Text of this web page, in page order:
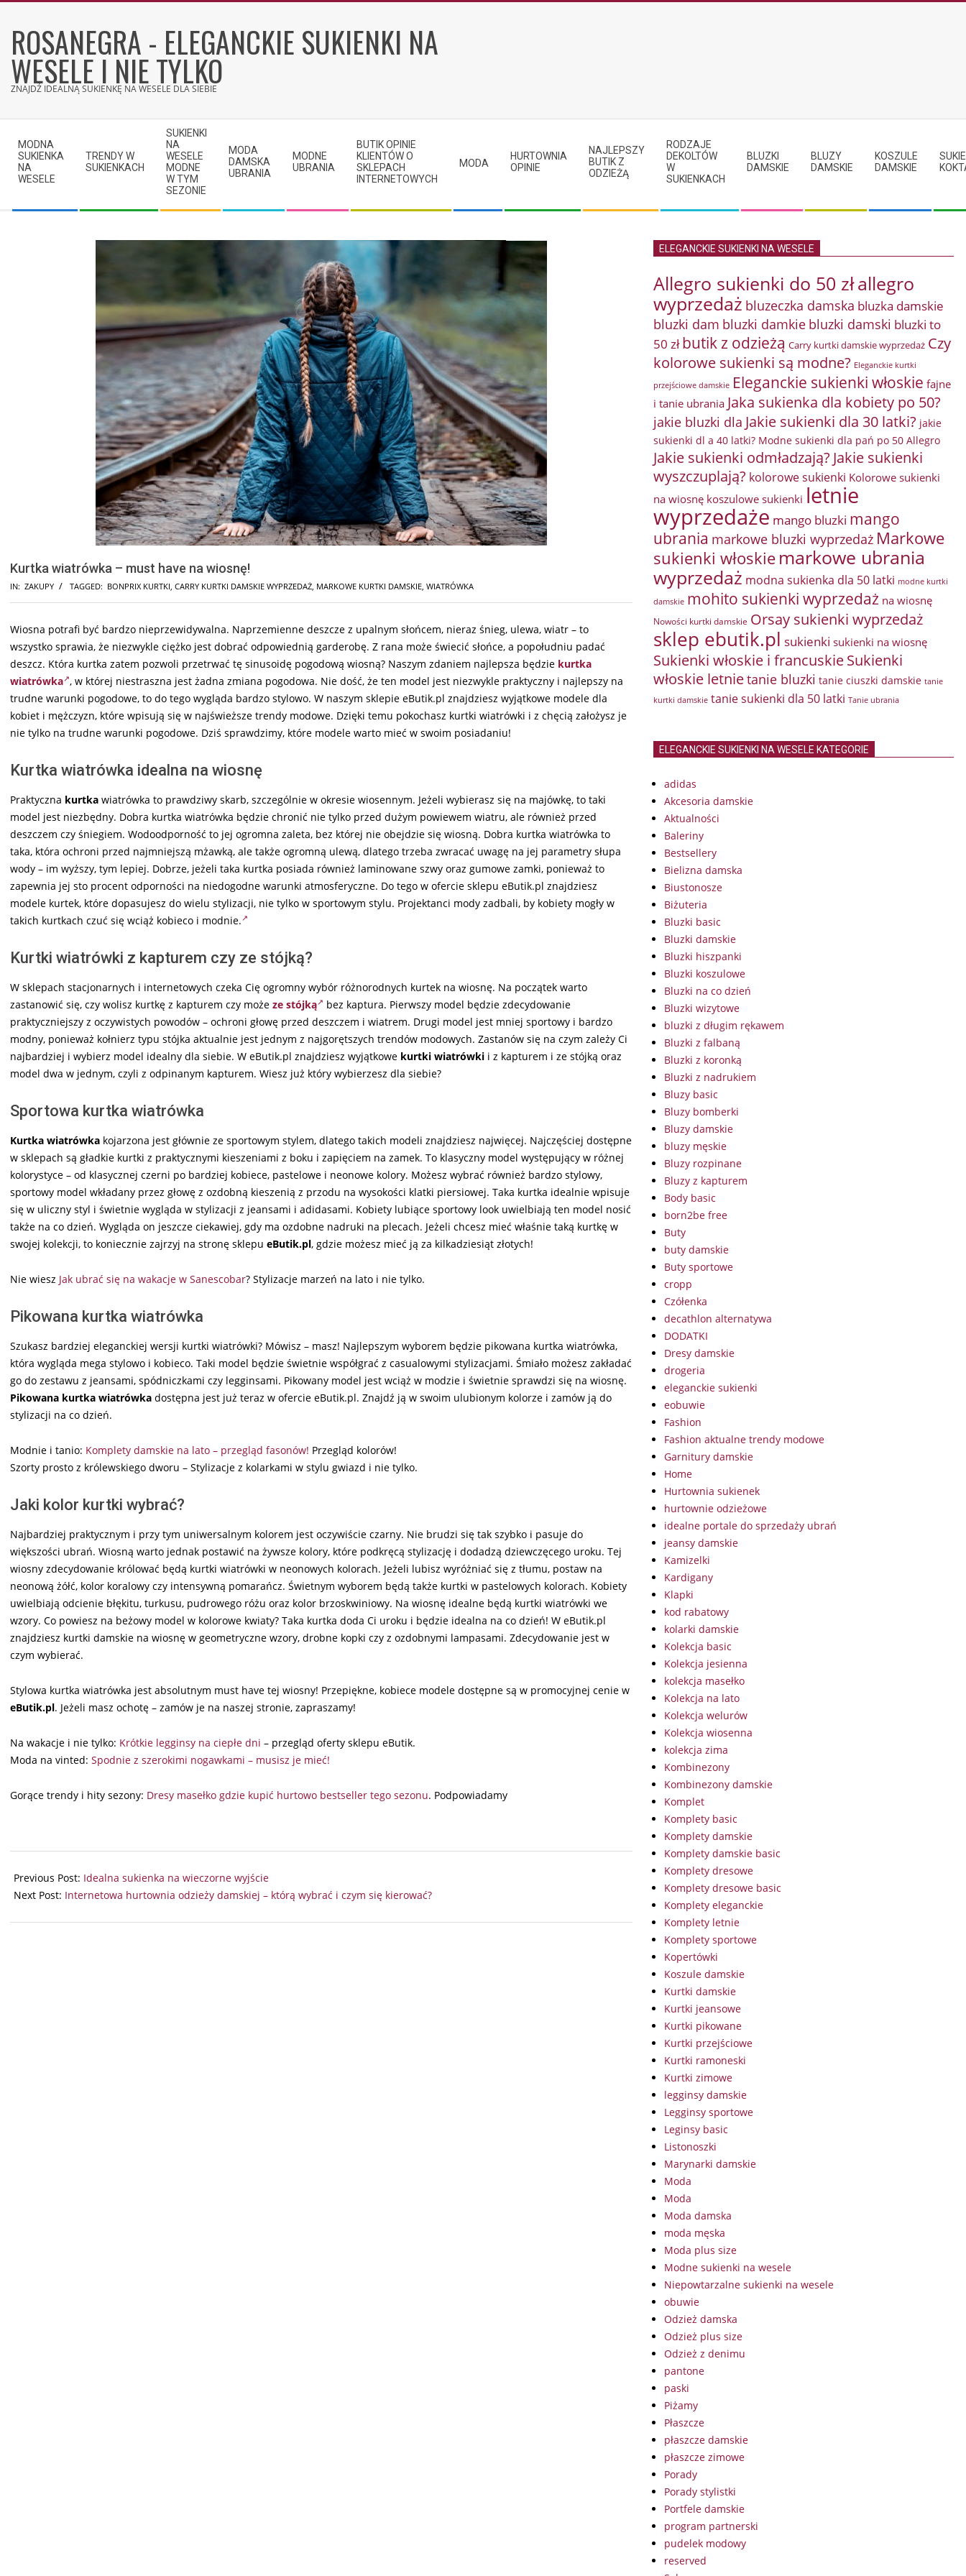
contentROSANEGRA - ELEGANCKIE SUKIENKI NA
WESELE I NIE TYLKO
ZNAJDŹ IDEALNĄ SUKIENKĘ NA WESELE DLA SIEBIE
Navigation
Menu
MODNA
SUKIENKA
NA
WESELE
TRENDY W
SUKIENKACH
SUKIENKI
NA
WESELE
MODNE
W TYM
SEZONIE
MODA
DAMSKA
UBRANIA
MODNE
UBRANIA
BUTIK OPINIE
KLIENTÓW O
SKLEPACH
INTERNETOWYCH
MODA
HURTOWNIA
OPINIE
NAJLEPSZY
BUTIK Z
ODZIEŻĄ
RODZAJE
DEKOLTÓW
W
SUKIENKACH
BLUZKI
DAMSKIE
BLUZY
DAMSKIE
KOSZULE
DAMSKIE
Kurtka wiatrówka – must have na wiosnę!
IN: ZAKUPY TAGGED: BONPRIX KURTKI CARRY KURTKI DAMSKIE WYPRZEDAŻ MARKOWE KURTKI DAMSKIE WIATRÓWKA
Wiosna potrafi być bardzo nieprzewidywalna. Naprzemienne deszcze z upalnym słońcem, nieraz śnieg, ulewa, wiatr – to
wszystko sprawia, że niezwykle ciężko jest dobrać odpowiednią garderobę. Z rana może świecić słońce, a popołudniu padać
deszcz. Która kurtka zatem pozwoli przetrwać tę sinusoidę pogodową wiosną? Naszym zdaniem najlepsza będzie kurtka
wiatrówka , w której niestraszna jest żadna zmiana pogodowa. Nie dość, że ten model jest niezwykle praktyczny i najlepszy na
trudne warunki pogodowe, to do tego wygląda bardzo stylowo. W naszym sklepie eButik.pl znajdziesz wyjątkowe modele dla
kobiet i mężczyzn, które wpisują się w najświeższe trendy modowe. Dzięki temu pokochasz kurtki wiatrówki i z chęcią założysz je
nie tylko na trudne warunki pogodowe. Dziś sprawdzimy, które modele warto mieć w swoim posiadaniu!
Kurtka wiatrówka idealna na wiosnę
Praktyczna kurtka wiatrówka to prawdziwy skarb, szczególnie w okresie wiosennym. Jeżeli wybierasz się na majówkę, to taki
model jest niezbędny. Dobra kurtka wiatrówka będzie chronić nie tylko przed dużym powiewem wiatru, ale również przed
deszczem czy śniegiem. Wodoodporność to jej ogromna zaleta, bez której nie obejdzie się wiosną. Dobra kurtka wiatrówka to
taka, która ochroni przed najmniejszą mżawką, ale także ogromną ulewą, dlatego trzeba zwracać uwagę na jej parametry słupa
wody – im wyższy, tym lepiej. Dobrze, jeżeli taka kurtka posiada również laminowane szwy oraz gumowe zamki, ponieważ to
zapewnia jej sto procent odporności na niedogodne warunki atmosferyczne. Do tego w ofercie sklepu eButik.pl znajdziesz
modele kurtek, które dopasujesz do wielu stylizacji, nie tylko w sportowym stylu. Projektanci mody zadbali, by kobiety mogły w
takich kurtkach czuć się wciąż kobieco i modnie.
Kurtki wiatrówki z kapturem czy ze stójką?
W sklepach stacjonarnych i internetowych czeka Cię ogromny wybór różnorodnych kurtek na wiosnę. Na początek warto
zastanowić się, czy wolisz kurtkę z kapturem czy może ze stójką
bez kaptura. Pierwszy model będzie zdecydowanie
praktyczniejszy z oczywistych powodów – ochroni głowę przed deszczem i wiatrem. Drugi model jest mniej sportowy i bardzo
modny, ponieważ kołnierz typu stójka aktualnie jest jednym z najgorętszych trendów modowych. Zastanów się na czym zależy Ci
najbardziej i wybierz model idealny dla siebie. W eButik.pl znajdziesz wyjątkowe kurtki wiatrówki i z kapturem i ze stójką oraz
model dwa w jednym, czyli z odpinanym kapturem. Wiesz już który wybierzesz dla siebie?
Sportowa kurtka wiatrówka
Kurtka wiatrówka kojarzona jest głównie ze sportowym stylem, dlatego takich modeli znajdziesz najwięcej. Najczęściej dostępne
w sklepach są gładkie kurtki z praktycznymi kieszeniami z boku i zapięciem na zamek. To klasyczny model występujący w różnej
kolorystyce – od klasycznej czerni po bardziej kobiece, pastelowe i neonowe kolory. Możesz wybrać również bardzo stylowy,
sportowy model wkładany przez głowę z ozdobną kieszenią z przodu na wysokości klatki piersiowej. Taka kurtka idealnie wpisuje
się w uliczny styl i świetnie wygląda w stylizacji z jeansami i adidasami. Kobiety lubiące sportowy look uwielbiają ten model nosić
także na co dzień. Wygląda on jeszcze ciekawiej, gdy ma ozdobne nadruki na plecach. Jeżeli chcesz mieć właśnie taką kurtkę w
swojej kolekcji, to koniecznie zajrzyj na stronę sklepu eButik.pl, gdzie możesz mieć ją za kilkadziesiąt złotych!
Nie wiesz Jak ubrać się na wakacje w Sanescobar? Stylizacje marzeń na lato i nie tylko.
Pikowana kurtka wiatrówka
Szukasz bardziej eleganckiej wersji kurtki wiatrówki? Mówisz – masz! Najlepszym wyborem będzie pikowana kurtka wiatrówka,
która wygląda mega stylowo i kobieco. Taki model będzie świetnie współgrać z casualowymi stylizacjami. Śmiało możesz zakładać
go do zestawu z jeansami, spódniczkami czy legginsami. Pikowany model jest wciąż w modzie i świetnie sprawdzi się na wiosnę.
Pikowana kurtka wiatrówka dostępna jest już teraz w ofercie eButik.pl. Znajdź ją w swoim ulubionym kolorze i zamów ją do
stylizacji na co dzień.
Modnie i tanio: Komplety damskie na lato – przegląd fasonów! Przegląd kolorów!
Szorty prosto z królewskiego dworu – Stylizacje z kolarkami w stylu gwiazd i nie tylko.
Jaki kolor kurtki wybrać?
Najbardziej praktycznym i przy tym uniwersalnym kolorem jest oczywiście czarny. Nie brudzi się tak szybko i pasuje do
większości ubrań. Wiosną warto jednak postawić na żywsze kolory, które podkręcą stylizację i dodadzą dziewczęcego uroku. Tej
wiosny zdecydowanie królować będą kurtki wiatrówki w neonowych kolorach. Jeżeli lubisz wyróżniać się z tłumu, postaw na
neonową żółć, kolor koralowy czy intensywną pomarańcz. Świetnym wyborem będą także kurtki w pastelowych kolorach. Kobiety
uwielbiają odcienie błękitu, turkusu, pudrowego różu oraz kolor brzoskwiniowy. Na wiosnę idealne będą kurtki wiatrówki we
wzory. Co powiesz na beżowy model w kolorowe kwiaty? Taka kurtka doda Ci uroku i będzie idealna na co dzień! W eButik.pl
znajdziesz kurtki damskie na wiosnę w geometryczne wzory, drobne kopki czy z ozdobnymi lampasami. Zdecydowanie jest w
czym wybierać.
Stylowa kurtka wiatrówka jest absolutnym must have tej wiosny! Przepiękne, kobiece modele dostępne są w promocyjnej cenie w
eButik.pl. Jeżeli masz ochotę – zamów je na naszej stronie, zapraszamy!
Na wakacje i nie tylko: Krótkie legginsy na ciepłe dni – przegląd oferty sklepu eButik.
Moda na vinted: Spodnie z szerokimi nogawkami – musisz je mieć!
Gorące trendy i hity sezony: Dresy masełko gdzie kupić hurtowo bestseller tego sezonu. Podpowiadamy
08-
21
Previous Post: Idealna sukienka na wieczorne wyjście
Next Post: Internetowa hurtownia odzieży damskiej – którą wybrać i czym się kierować?
ELEGANCKIE SUKIENKI NA WESELE
Allegro sukienki do 50 złallegro
wyprzedaż bluzeczka damska bluzka damskie
bluzki dam bluzki damkie bluzki damski bluzki to
50 zł butik z odzieżą Carry kurtki damskie wyprzedaż Czy
kolorowe sukienki są modne? Eleganckie kurtki
przejściowe damskie Eleganckie sukienki włoskie fajne
i tanie ubrania Jaka sukienka dla kobiety po 50?
jakie bluzki dla Jakie sukienki dla 30 latki? jakie
sukienki dl a 40 latki? Modne sukienki dla pań po 50 Allegro
Jakie sukienki odmładzają? Jakie sukienki
wyszczuplają? kolorowe sukienki Kolorowe sukienki
na wiosnę koszulowe sukienki letnie
wyprzedaże mango bluzki mango
ubrania markowe bluzki wyprzedaż Markowe
sukienki włoskie markowe ubrania
wyprzedaż modna sukienka dla 50 latki modne kurtki
damskie mohito sukienki wyprzedaż na wiosnę
Nowości kurtki damskie Orsay sukienki wyprzedaż
sklep ebutik.pl sukienki sukienki na wiosnę
Sukienki włoskie i francuskieSukienki
włoskie letnietanie bluzki tanie ciuszki damskie tanie
kurtki damskie tanie sukienki dla 50 latki Tanie ubrania
ELEGANCKIE SUKIENKI NA WESELE KATEGORIE
adidas
Akcesoria damskie
Aktualności
Baleriny
Bestsellery
Bielizna damska
Biustonosze
Biżuteria
Bluzki basic
Bluzki damskie
Bluzki hiszpanki
Bluzki koszulowe
Bluzki na co dzień
Bluzki wizytowe
bluzki z długim rękawem
Bluzki z falbaną
Bluzki z koronką
Bluzki z nadrukiem
Bluzy basic
Bluzy bomberki
Bluzy damskie
bluzy męskie
Bluzy rozpinane
Bluzy z kapturem
Body basic
born2be free
Buty
buty damskie
Buty sportowe
cropp
Czółenka
decathlon alternatywa
DODATKI
Dresy damskie
drogeria
eleganckie sukienki
eobuwie
Fashion
Fashion aktualne trendy modowe
Garnitury damskie
Home
Hurtownia sukienek
hurtownie odzieżowe
idealne portale do sprzedaży ubrań
jeansy damskie
Kamizelki
Kardigany
Klapki
kod rabatowy
kolarki damskie
Kolekcja basic
Kolekcja jesienna
kolekcja masełko
Kolekcja na lato
Kolekcja welurów
Kolekcja wiosenna
kolekcja zima
Kombinezony
Kombinezony damskie
Komplet
Komplety basic
Komplety damskie
Komplety damskie basic
Komplety dresowe
Komplety dresowe basic
Komplety eleganckie
Komplety letnie
Komplety sportowe
Kopertówki
Koszule damskie
Kurtki damskie
Kurtki jeansowe
Kurtki pikowane
Kurtki przejściowe
Kurtki ramoneski
Kurtki zimowe
legginsy damskie
Legginsy sportowe
Leginsy basic
Listonoszki
Marynarki damskie
Moda
Moda
Moda damska
moda męska
Moda plus size
Modne sukienki na wesele
Niepowtarzalne sukienki na wesele
obuwie
Odzież damska
Odzież plus size
Odzież z denimu
pantone
paski
Piżamy
Płaszcze
płaszcze damskie
płaszcze zimowe
Porady
Porady stylistki
Portfele damskie
program partnerski
pudelek modowy
reserved